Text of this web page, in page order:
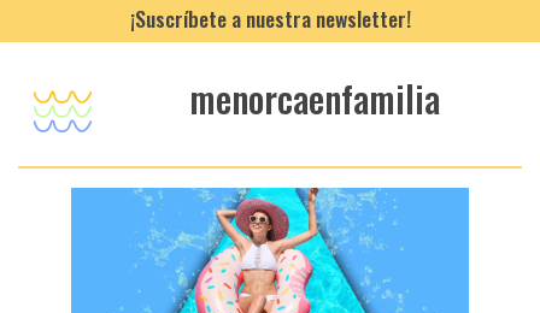
¡Suscríbete a nuestra newsletter!
menorcaenfamilia